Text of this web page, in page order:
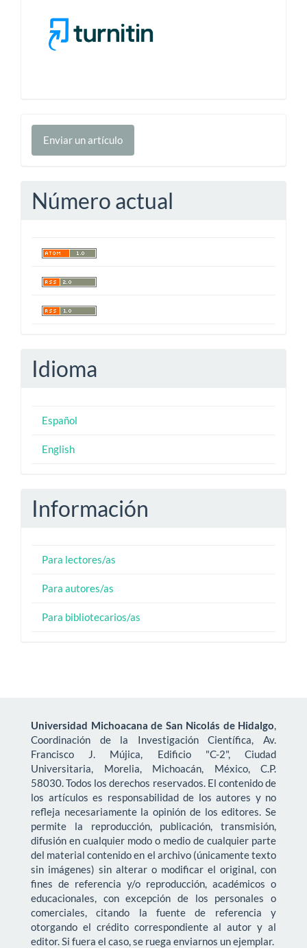
Enviar
unEnviar un artículo
Número actual
Idioma
Español
English
Información
Para lectores/as
Para autores/as
Para bibliotecarios/as
Universidad Michoacana de San Nicolás de Hidalgo,
Coordinación de la Investigación Científica, Av.
Francisco J. Mújica, Edificio "C-2", Ciudad
Universitaria, Morelia, Michoacán, México, C.P.
58030. Todos los derechos reservados. El contenido de
los artículos es responsabilidad de los autores y no
refleja necesariamente la opinión de los editores. Se
permite la reproducción, publicación, transmisión,
difusión en cualquier modo o medio de cualquier parte
del material contenido en el archivo (únicamente texto
sin imágenes) sin alterar o modificar el original, con
fines de referencia y/o reproducción, académicos o
educacionales, con excepción de los personales o
comerciales, citando la fuente de referencia y
otorgando el crédito correspondiente al autor y al
editor. Si fuera el caso, se ruega enviarnos un ejemplar.